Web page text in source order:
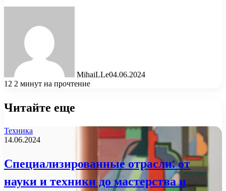
MihaiLLe04.06.2024
12 2 минут на прочтение
Читайте еще
Техника
14.06.2024
Специализированные отрасли: от
науки и техники до мастерства и